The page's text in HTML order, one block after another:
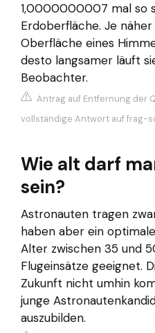
1,0000000007 mal so
Erdoberfläche. Je
Oberfläche eines
desto langsamer läuft
Beobachter.
Antrag auf Entfernung der
vollständige Antwort auf frag-
Wie alt darf
sein?
Astronauten tragen
haben aber ein
Alter zwischen 35 und
Flugeinsätze geeignet.
Zukunft nicht umhin
junge
auszubilden.